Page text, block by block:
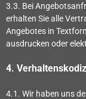
3.3. Bei
erhalten Sie alle
Angebotes in
ausdrucken oder
4.
4.1. Wir haben uns